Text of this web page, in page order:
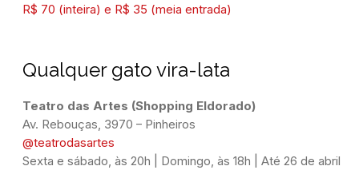
R$ 70 (inteira) e R$ 35 (meia entrada)
Qualquer gato vira-lata
Teatro das Artes (Shopping Eldorado)
Av. Rebouças, 3970 – Pinheiros
@teatrodasartes
Sexta e sábado, às 20h | Domingo, às 18h | Até 26 de abril